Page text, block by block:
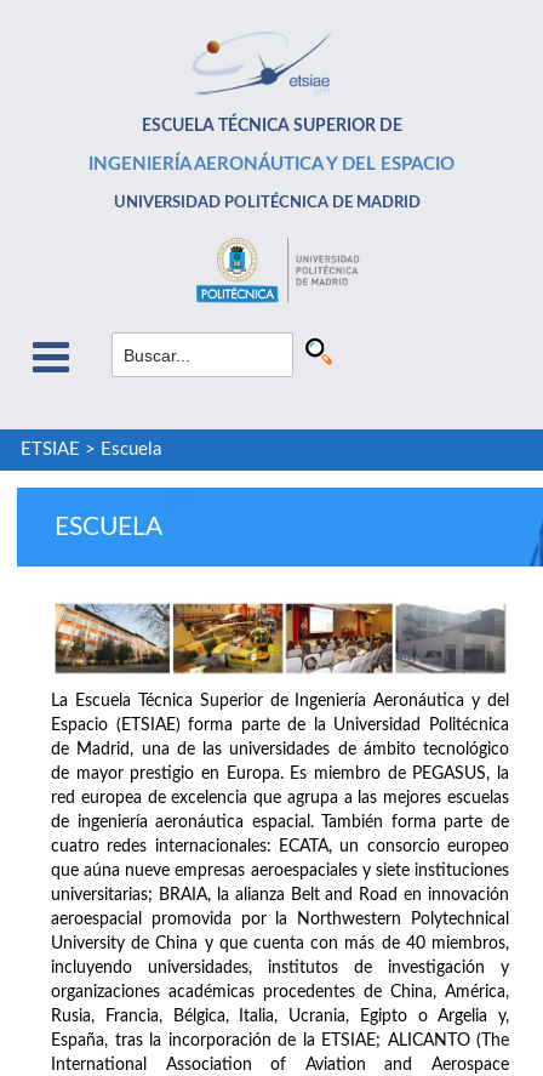
ESCUELA TÉCNICA SUPERIOR DE
INGENIERÍA AERONÁUTICA Y DEL ESPACIO
UNIVERSIDAD POLITÉCNICA DE MADRID
ETSIAE > Escuela
ESCUELA
La Escuela Técnica Superior de Ingeniería Aeronáutica y del
Espacio (ETSIAE) forma parte de la Universidad Politécnica
de Madrid, una de las universidades de ámbito tecnológico
de mayor prestigio en Europa. Es miembro de PEGASUS, la
red europea de excelencia que agrupa a las mejores escuelas
de ingeniería aeronáutica espacial. También forma parte de
cuatro redes internacionales: ECATA, un consorcio europeo
que aúna nueve empresas aeroespaciales y siete instituciones
universitarias; BRAIA, la alianza Belt and Road en innovación
aeroespacial promovida por la Northwestern Polytechnical
University de China y que cuenta con más de 40 miembros,
incluyendo universidades, institutos de investigación y
organizaciones académicas procedentes de China, América,
Rusia, Francia, Bélgica, Italia, Ucrania, Egipto o Argelia y,
España, tras la incorporación de la ETSIAE; ALICANTO (The
International Association of Aviation and Aerospace